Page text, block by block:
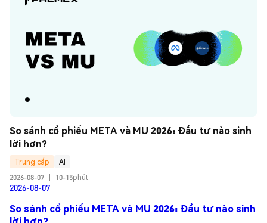
So sánh cổ phiếu META và MU 2026: Đầu tư nào sinh
lời hơn?
Trung cấp
AI
2026-08-07
10-15phút
2026-08-07
So sánh cổ phiếu META và MU 2026: Đầu tư nào sinh